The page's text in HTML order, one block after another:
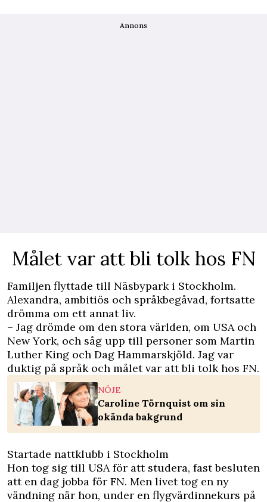
Annons
Målet var att bli tolk hos FN
Familjen flyttade till Näsbypark i Stockholm.
Alexandra, ambitiös och språkbegåvad, fortsatte
drömma om ett annat liv.
– Jag drömde om den stora världen, om USA och
New York, och såg upp till personer som Martin
Luther King och Dag Hammarskjöld. Jag var
duktig på språk och målet var att bli tolk hos FN.
NÖJE
Caroline Törnquist om sin
okända bakgrund
Startade nattklubb i Stockholm
Hon tog sig till USA för att studera, fast besluten
att en dag jobba för FN. Men livet tog en ny
vändning när hon, under en flygvärdinnekurs på